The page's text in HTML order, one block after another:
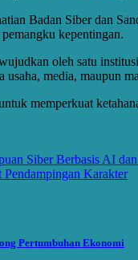
Badan Siber dan
kepentingan.
oleh satu
media, maupun
memperkuat
Siber Berbasis AI
Karakter
Pertumbuhan Ekonomi